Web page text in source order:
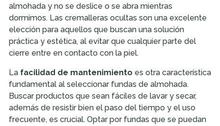
almohada y no se deslice o se abra mientras
dormimos. Las cremalleras ocultas son una excelente
elección para aquellos que buscan una solución
práctica y estética, al evitar que cualquier parte del
cierre entre en contacto con la piel.
La facilidad de mantenimiento es otra característica
fundamental al seleccionar fundas de almohada.
Buscar productos que sean fáciles de lavar y secar,
además de resistir bien el paso del tiempo y el uso
frecuente, es crucial. Optar por fundas que se puedan